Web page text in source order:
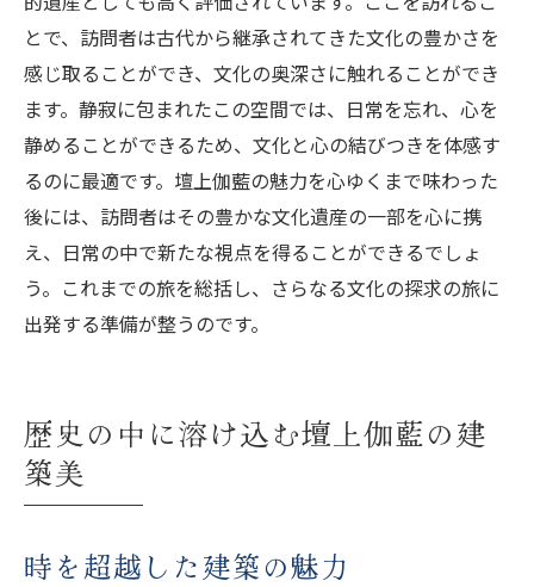
とで、訪問者は古代から継承されてきた文化の豊かさを
感じ取ることができ、文化の奥深さに触れることができ
ます。静寂に包まれたこの空間では、日常を忘れ、心を
静めることができるため、文化と心の結びつきを体感す
るのに最適です。壇上伽藍の魅力を心ゆくまで味わった
後には、訪問者はその豊かな文化遺産の一部を心に携
え、日常の中で新たな視点を得ることができるでしょ
う。これまでの旅を総括し、さらなる文化の探求の旅に
出発する準備が整うのです。
歴史の中に溶け込む壇上伽藍の建
築美
時を超越した建築の魅力